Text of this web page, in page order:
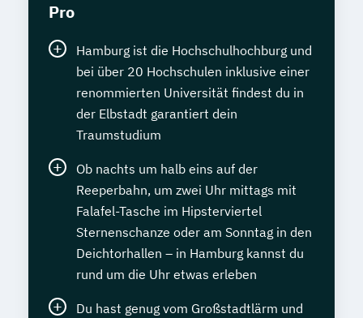
Pro
Hamburg ist die Hochschulhochburg und
bei über 20 Hochschulen inklusive einer
renommierten Universität findest du in
der Elbstadt garantiert dein
Traumstudium
Ob nachts um halb eins auf der
Reeperbahn, um zwei Uhr mittags mit
Falafel-Tasche im Hipsterviertel
Sternenschanze oder am Sonntag in den
Deichtorhallen – in Hamburg kannst du
rund um die Uhr etwas erleben
Du hast genug vom Großstadtlärm und